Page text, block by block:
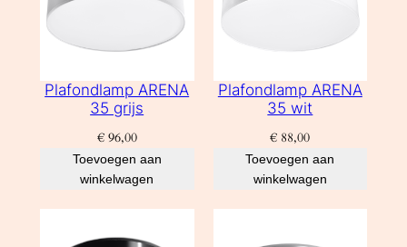
Plafondlamp ARENA
35 grijs
€96,00
Toevoegen aan
winkelwagen
Plafondlamp ARENA
35 wit
€ 88,00
Toevoegen aan
winkelwagen